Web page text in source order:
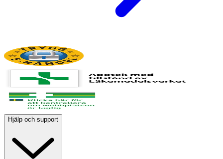
Hjälp och support